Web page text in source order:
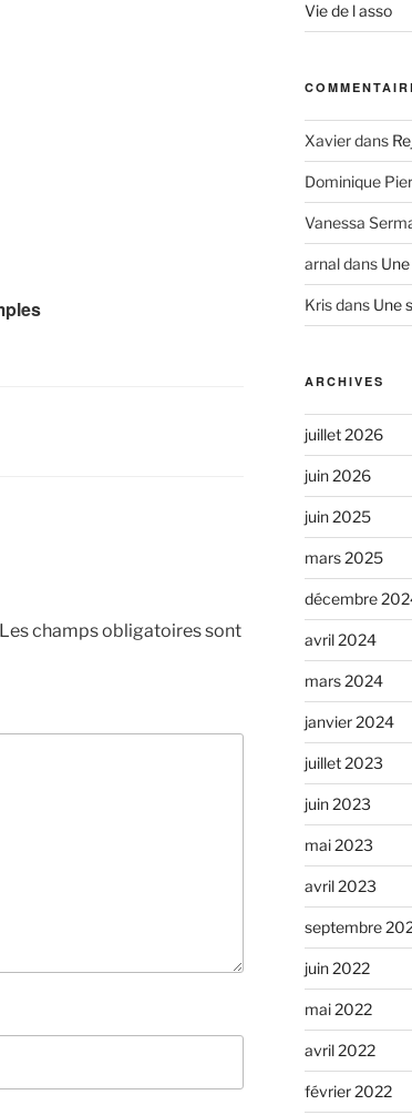
Les champs obligatoires sont
Vie de l asso
Xavierdans
Dominique
Vanessa
arnaldans
Krisdans Une
ARCHIVES
juillet 2026
juin 2026
juin 2025
mars 2025
décembre
avril 2024
mars 2024
janvier 2024
juillet 2023
juin 2023
mai 2023
avril 2023
septembre
juin 2022
mai 2022
avril 2022
février 2022